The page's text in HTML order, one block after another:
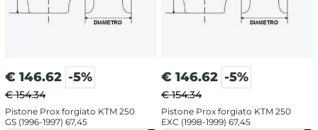
€ 146.62 -5%
€ 154.34
Pistone Prox forgiato KTM 250
GS (1996-1997) 67,45
€ 146.62 -5%
€ 154.34
Pistone Prox forgiato KTM 250
EXC (1998-1999) 67,45